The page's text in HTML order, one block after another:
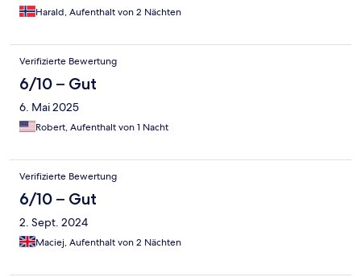
Harald, Aufenthalt von 2 Nächten
Verifizierte Bewertung
6/10 – Gut
6. Mai 2025
Robert, Aufenthalt von 1 Nacht
Verifizierte Bewertung
6/10 – Gut
2. Sept. 2024
Maciej, Aufenthalt von 2 Nächten